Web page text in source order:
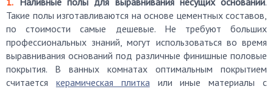
Такие полы изготавливаются на основе цементных составов,
по стоимости самые дешевые. Не требуют больших
профессиональных знаний, могут использоваться во время
выравнивания оснований под различные финишные половые
покрытия. В ванных комнатах оптимальным покрытием
считается керамическая плиткаили иные материалы с